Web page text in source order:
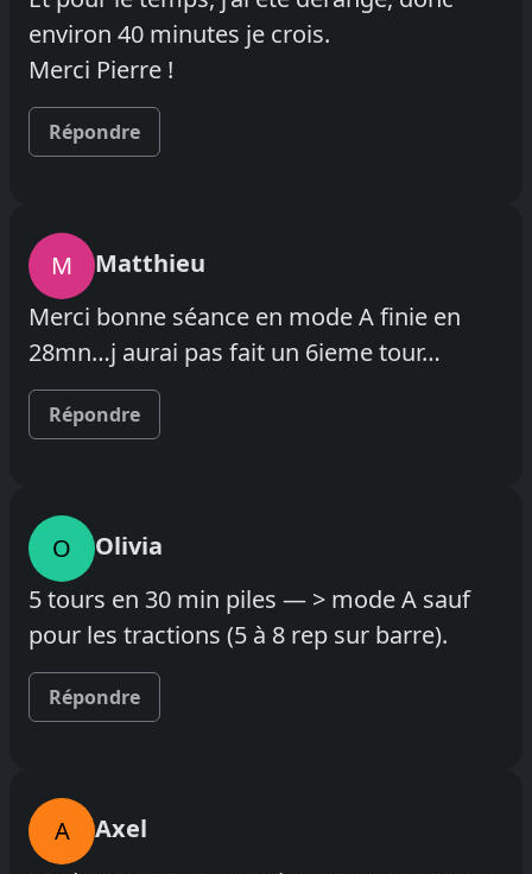
environ 40 minutes je crois.
Merci Pierre !
Répondre
M
Matthieu
Merci bonne séance en mode A finie en
28mn…j aurai pas fait un 6ieme tour…
Répondre
O
Olivia
5 tours en 30 min piles — > mode A sauf
pour les tractions (5 à 8 rep sur barre).
Répondre
A
Axel